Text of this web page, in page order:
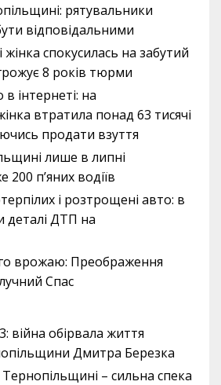
рятувальники
відповідальними
спокусилась на забутий
8 років тюрми
інтернеті: на
втратила понад 63 тисячі
продати взуття
лише в липні
п’яних водіїв
і розтрощені авто: в
деталі ДТП на
врожаю: Преображення
Спас
війна обірвала життя
Дмитра Березка
– сильна спека